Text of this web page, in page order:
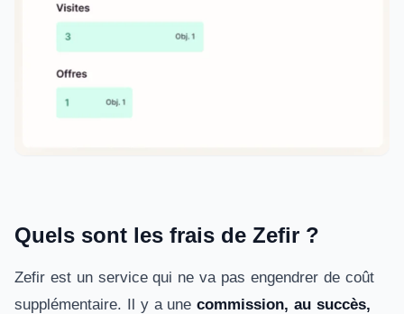
Quels sont les frais de Zefir ?
Zefir est un service qui ne va pas engendrer de coût
supplémentaire. Il y a unecommission, au succès,